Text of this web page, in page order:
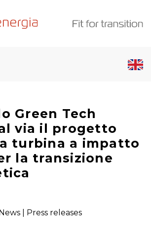
Green Tech
via il progetto
turbina a impatto
la transizione
News | Press releases